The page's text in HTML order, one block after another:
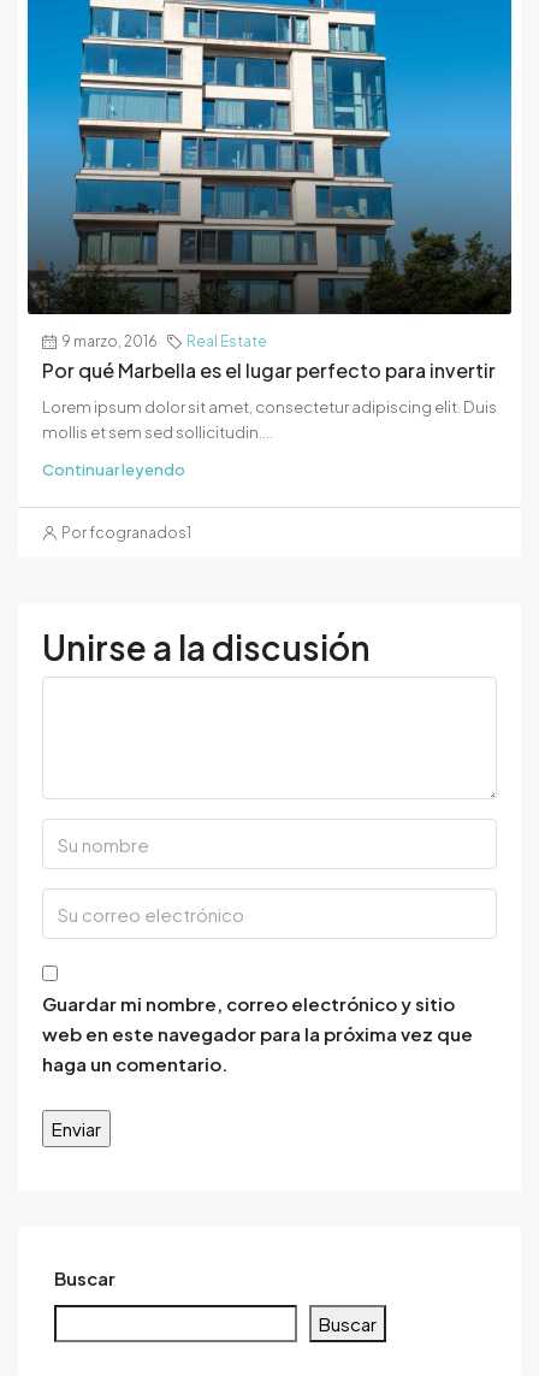
9 marzo, 2016 Real Estate
Por qué Marbella es el lugar perfecto para invertir
Lorem ipsum dolor sit amet, consectetur adipiscing elit. Duis
mollis et sem sed sollicitudin....
Continuar leyendo
Por fcogranados1
Unirse a la discusión
Guardar mi nombre, correo electrónico y sitio
web en este navegador para la próxima vez que
haga un comentario.
Buscar
Buscar